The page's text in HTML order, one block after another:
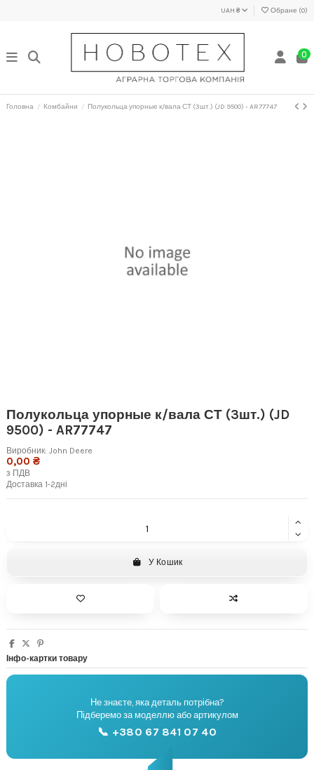
UAH ₴ Обране (0)
0
Головна Комбайни Полукольца упорные к/вала СТ (3шт.) (JD 9500) - AR77747
Полукольца упорные к/вала СТ (3шт.) (JD
9500) - AR77747
Виробник: John Deere
0,00 ₴
з ПДВ
Доставка 1-2дні
У Кошик
Інфо-картки товару
🔧
Підбір запчастин
Не знаєте, яка деталь потрібна?
Підберемо за моделлю або артикулом
📞 +380 67 841 07 40